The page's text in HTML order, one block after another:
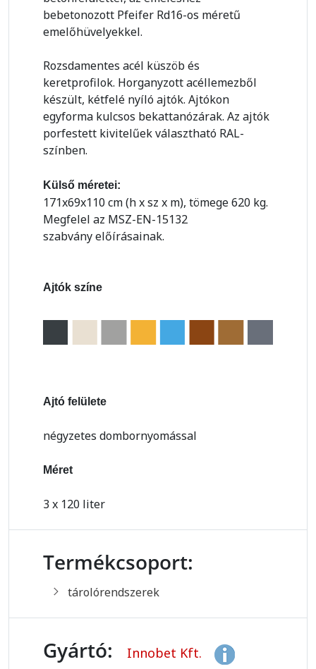
bebetonozott Pfeifer Rd16-os méretű
emelőhüvelyekkel.
Rozsdamentes acél küszöb és
keretprofilok. Horganyzott acéllemezből
készült, kétfelé nyíló ajtók. Ajtókon
egyforma kulcsos bekattanózárak. Az ajtók
porfestett kivitelűek választható RAL-
színben.
Külső méretei:
171x69x110 cm (h x sz x m), tömege 620 kg.
Megfelel az MSZ-EN-15132
szabvány előírásainak.
Ajtók színe
Ajtó felülete
négyzetes dombornyomással
Méret
3 x 120 liter
Termékcsoport:
tárolórendszerek
Gyártó: Innobet Kft.